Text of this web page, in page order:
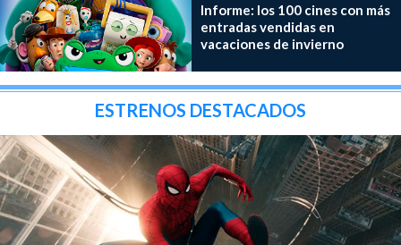
Informe: los 100 cines con más
entradas vendidas en
vacaciones de invierno
ESTRENOS DESTACADOS